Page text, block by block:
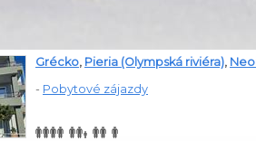
Grécko, Pieria (Olympská riviéra),
- Pobytové zájazdy